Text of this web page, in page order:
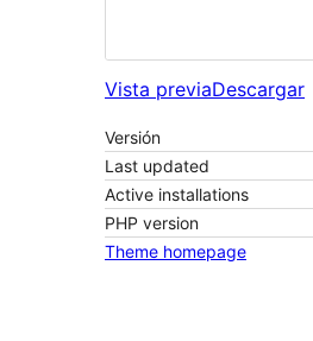
Vista previaDescargar
Versión
Last updated
Active installations
PHP version
Theme homepage